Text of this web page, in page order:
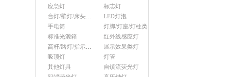
应急灯
标志灯
台灯/壁灯/床头灯/落地灯
LED灯泡
手电筒
灯脚/灯座/灯柱类
标准光源箱
红外线感应灯
高杆/路灯/指示灯类
展示效果类灯
吸顶灯
灯管
其他灯具
自镇流荧光灯